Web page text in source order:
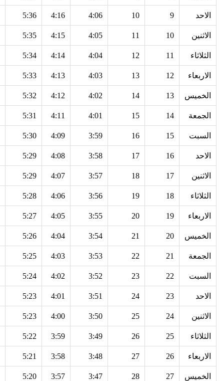
الاحد 9
10
4:06
4:16
5:36
الاثنين 10
11
4:05
4:15
5:35
الثلاثاء 11
12
4:04
4:14
5:34
الاربعاء 12
13
4:03
4:13
5:33
الخميس 13
14
4:02
4:12
5:32
الجمعة 14
15
4:01
4:11
5:31
السبت 15
16
3:59
4:09
5:30
الاحد 16
17
3:58
4:08
5:29
الاثنين 17
18
3:57
4:07
5:29
الثلاثاء 18
19
3:56
4:06
5:28
الاربعاء 19
20
3:55
4:05
5:27
الخميس 20
21
3:54
4:04
5:26
الجمعة 21
22
3:53
4:03
5:25
السبت 22
23
3:52
4:02
5:24
الاحد 23
24
3:51
4:01
5:23
الاثنين 24
25
3:50
4:00
5:23
الثلاثاء 25
26
3:49
3:59
5:22
الاربعاء 26
27
3:48
3:58
5:21
الخميس 27
28
3:47
3:57
5:20